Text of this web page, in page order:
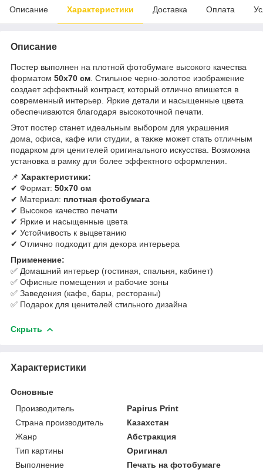
Описание Характеристики Доставка Оплата
Описание
Постер выполнен на плотной фотобумаге высокого качества
форматом 50х70 см . Стильное черно-золотое изображение
создает эффектный контраст, который отлично впишется в
современный интерьер. Яркие детали и насыщенные цвета
обеспечиваются благодаря высокоточной печати.
Этот постер станет идеальным выбором для украшения
дома, офиса, кафе или студии, а также может стать отличным
подарком для ценителей оригинального искусства. Возможна
установка в рамку для более эффектного оформления.
📌 Характеристики:
✔ Формат: 50х70 см
✔ Материал: плотная фотобумага
✔ Высокое качество печати
✔ Яркие и насыщенные цвета
✔ Устойчивость к выцветанию
✔ Отлично подходит для декора интерьера
Применение:
✅ Домашний интерьер (гостиная, спальня, кабинет)
✅ Офисные помещения и рабочие зоны
✅ Заведения (кафе, бары, рестораны)
✅ Подарок для ценителей стильного дизайна
Скрыть
Характеристики
Основные
Производитель
Papirus Print
Страна производитель
Казахстан
Жанр
Абстракция
Тип картины
Оригинал
Выполнение
Печать на фотобумаге